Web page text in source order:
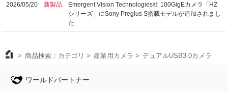
2026/05/20 新製品
Emergent Vision Technologies社 100GigEカメラ「HZ
シリーズ」にSony Pregius S搭載モデルが追加されまし
た
商品検索：カテゴリ 産業用カメラ デュアルUSB3.0カメラ
ワールドパートナー